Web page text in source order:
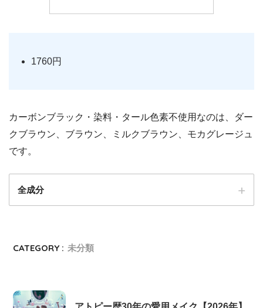
1760円
カーボンブラック・染料・タール色素不使用なのは、ダー
クブラウン、ブラウン、ミルクブラウン、モカグレージュ
です。
全成分
CATEGORY : 未分類